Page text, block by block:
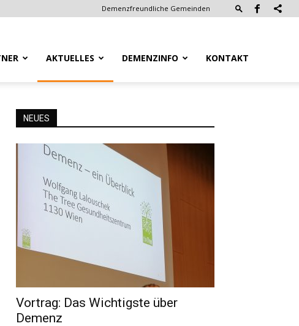
Demenzfreundliche Gemeinden
AKTUELLES DEMENZINFO KONTAKT
NEUES
Vortrag: Das Wichtigste über
Demenz